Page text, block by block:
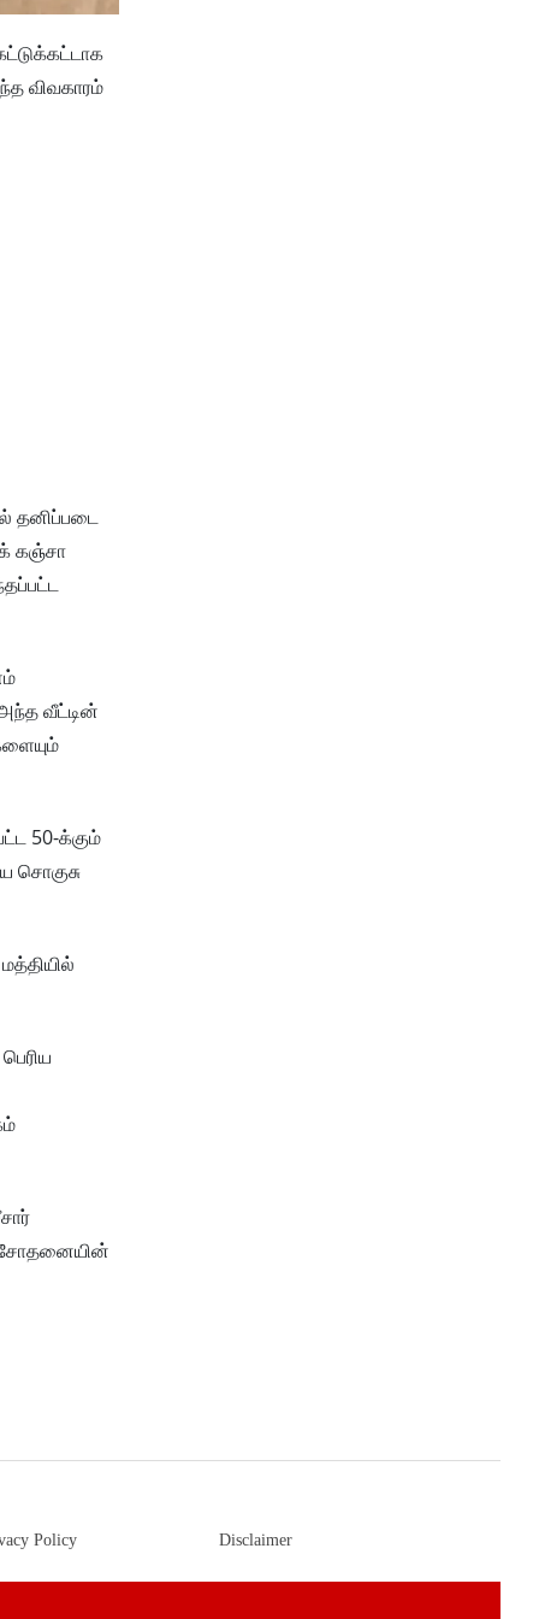
விவகாரம்
தனிப்படை
கஞ்சா
வீட்டின்
50-க்கும்
சொகுசு
சோதனையின்
Policy Disclaimer